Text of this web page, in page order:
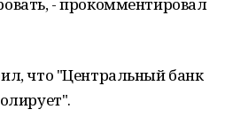
что "Центральный банк